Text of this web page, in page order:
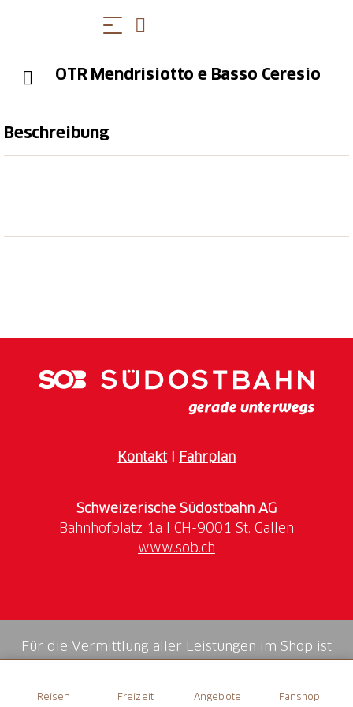
Reisen Freizeit Angebote Fanshop
OTR Mendrisiotto e Basso Ceresio
Beschreibung
KontaktI Fahrplan
Schweizerische Südostbahn AG
www.sob.ch
Für die Vermittlung aller Leistungen im Shop ist